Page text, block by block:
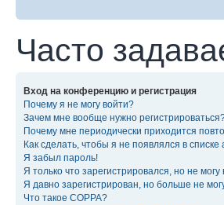
Часто
Вход на конференцию и регистрация
Почему я не могу войти?
Зачем мне вообще нужно
Почему мне периодически приходится
Как сделать, чтобы я не появлялся в
Я забыл пароль!
Я только что зарегистрировался, но не могу
Я давно зарегистрирован, но больше не
Что такое COPPA?